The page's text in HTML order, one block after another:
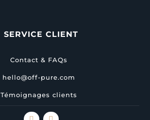
SERVICE CLIENT
Contact & FAQs
hello@off-pure.com
Témoignages clients